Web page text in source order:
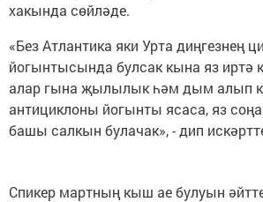
хакында сөйләде.
«Без Атлантика яки Урта диңгезнең
йогынтысында булсак кына яз иртә
алар гына җылылык һәм дым алып
антициклоны йогынты ясаса, яз
башы салкын булачак», - дип
Спикер мартның кыш ае булуын